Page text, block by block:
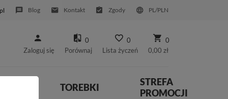
Blog Kontakt Zgody PL/PLN
Zaloguj się
0
Porównaj
0
Lista życzeń
0
0,00 zł
TOREBKI
STREFA
PROMOCJI